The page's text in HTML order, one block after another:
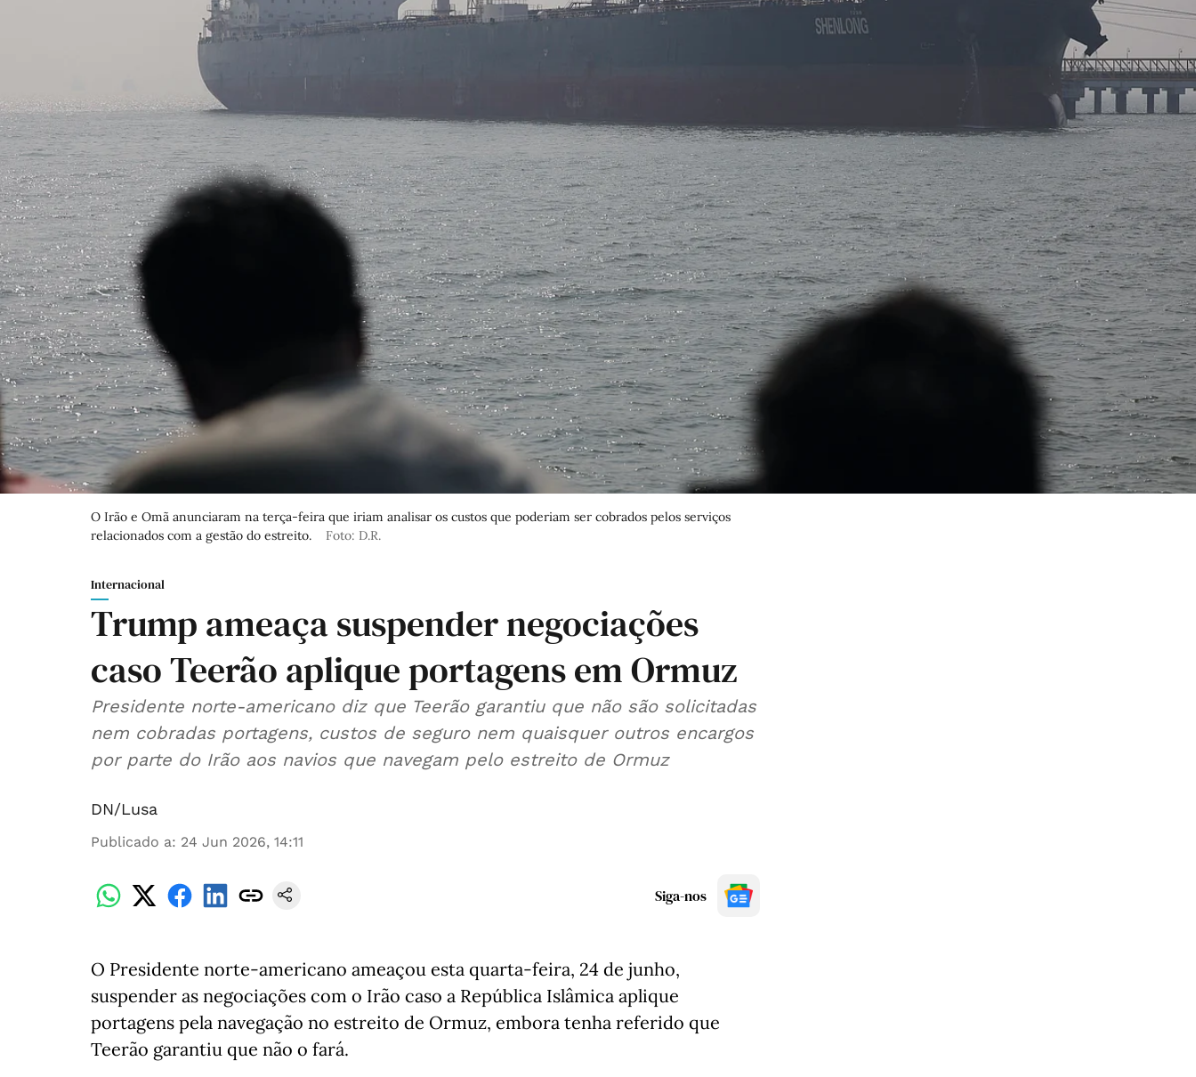
O Irão e Omã anunciaram na terça-feira que iriam analisar os custos que poderiam ser cobrados pelos serviços
relacionados com a gestão do estreito.
Foto: D.R.
Internacional
Trump ameaça suspender negociações
caso Teerão aplique portagens em Ormuz
Presidente norte-americano diz que Teerão garantiu que não são solicitadas
nem cobradas portagens, custos de seguro nem quaisquer outros encargos
por parte do Irão aos navios que navegam pelo estreito de Ormuz
DN/Lusa
Publicado a: 24 Jun 2026, 14:11
Siga-nos
O Presidente norte-americano ameaçou esta quarta-feira, 24 de junho,
suspender as negociações com o Irão caso a República Islâmica aplique
portagens pela navegação no estreito de Ormuz, embora tenha referido que
Teerão garantiu que não o fará.